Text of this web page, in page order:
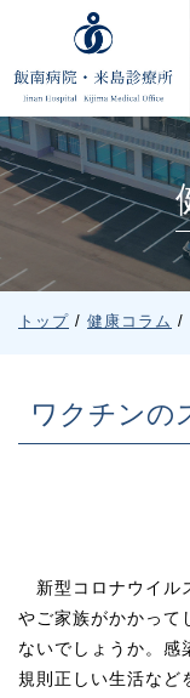
このページの本文へ
現
位
置：
トップ / 健康コラム /
ワクチンの
新型コロナウイル
やご家族がかかって
ないでしょうか。感
規則正しい生活など